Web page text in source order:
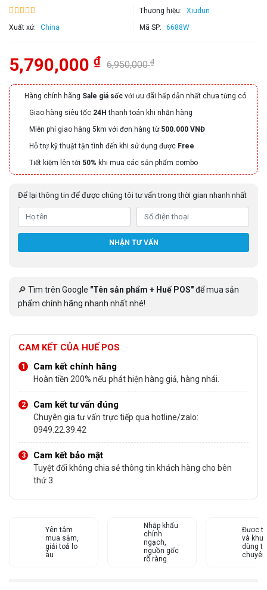
Thương hiệu: Xiudun
Xuất xứ: China Mã SP: 6688W
5,790,000 ₫ 6,950,000₫
Hàng chính hãng Sale giá sốc với ưu đãi hấp dẫn nhất chưa từng có
Giao hàng siêu tốc 24H thanh toán khi nhận hàng
Miễn phí giao hàng 5km với đơn hàng từ 500.000 VNĐ
Hỗ trợ kỹ thuật tận tình đến khi sử dụng được Free
Tiết kiệm lên tới 50% khi mua các sản phẩm combo
Để lại thông tin để được chúng tôi tư vấn trong thời gian nhanh nhất
NHẬN TƯ VẤN
🔎 Tìm trên Google "Tên sản phẩm + Huế POS"để mua sản
phẩm chính hãng nhanh nhất nhé!
CAM KẾT CỦA HUẾ POS
Cam kết chính hãng
Hoàn tiền 200% nếu phát hiện hàng giả, hàng nhái.
Cam kết tư vấn đúng
Chuyên gia tư vấn trực tiếp qua hotline/zalo:
0949.22.39.42
Cam kết bảo mật
Tuyệt đối không chia sẻ thông tin khách hàng cho bên
thứ 3.
Yên tâm
mua sắm,
giải toả lo
âu
Nhập khẩu
chính
ngạch,
nguồn gốc
rõ ràng
Được
và
dùng từ